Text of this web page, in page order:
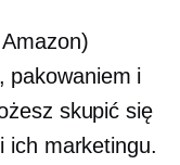
pakowaniem i
skupić się
ich marketingu.